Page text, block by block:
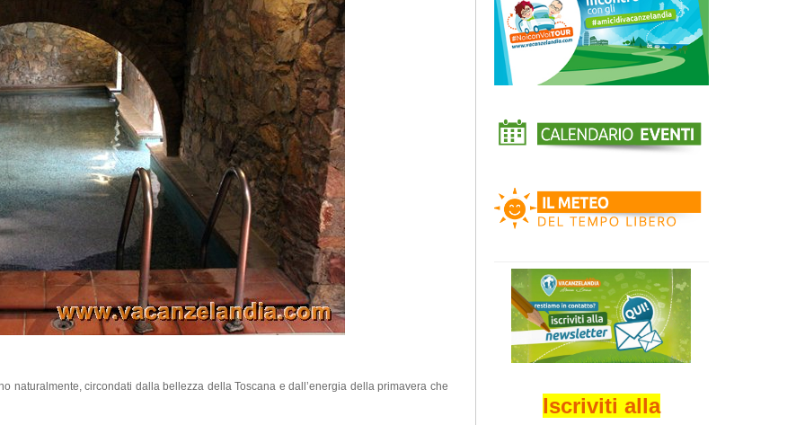
naturalmente, circondati dalla bellezza della Toscana e dall’energia della primavera che
Iscriviti alla